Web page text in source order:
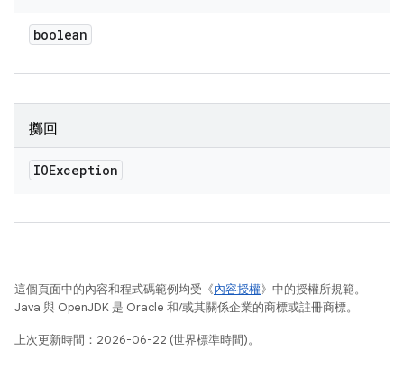
boolean
擲回
IOException
這個頁面中的內容和程式碼範例均受《內容授權》中的授權所規範。
Java 與 OpenJDK 是 Oracle 和/或其關係企業的商標或註冊商標。
上次更新時間：2026-06-22 (世界標準時間)。